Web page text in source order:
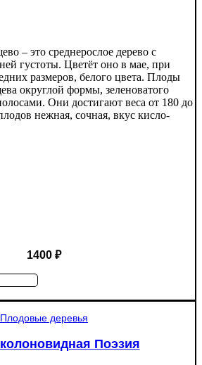
– это среднерослое дерево с
густоты. Цветёт оно в мае, при
размеров, белого цвета. Плоды
округлой формы, зеленоватого
Они достигают веса от 180 до
нежная, сочная, вкус кисло-
1400 ₽
Плодовые деревья
Поэзия